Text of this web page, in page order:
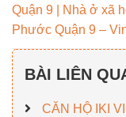
Quận 9 | Nhà ở xã
Phước Quận 9 –
BÀI LIÊN
CĂN HỘ IKI